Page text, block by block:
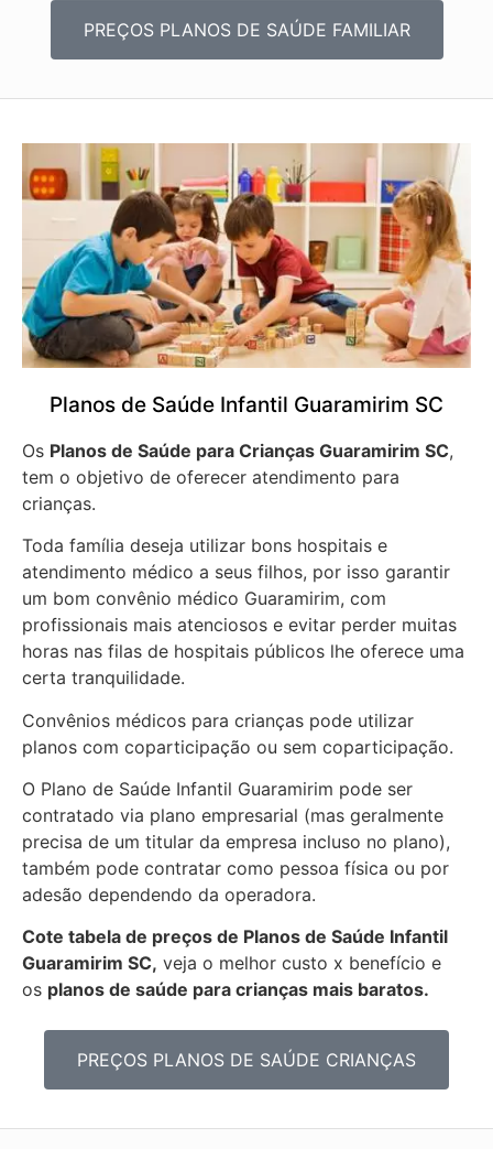
PREÇOS PLANOS DE SAÚDE FAMILIAR
Planos de Saúde Infantil Guaramirim SC
Os Planos de Saúde para Crianças Guaramirim SC,
tem o objetivo de oferecer atendimento para
crianças.
Toda família deseja utilizar bons hospitais e
atendimento médico a seus filhos, por isso garantir
um bom convênio médico Guaramirim, com
profissionais mais atenciosos e evitar perder muitas
horas nas filas de hospitais públicos lhe oferece uma
certa tranquilidade.
Convênios médicos para crianças pode utilizar
planos com coparticipação ou sem coparticipação.
O Plano de Saúde Infantil Guaramirim pode ser
contratado via plano empresarial (mas geralmente
precisa de um titular da empresa incluso no plano),
também pode contratar como pessoa física ou por
adesão dependendo da operadora.
Cote tabela de preços de Planos de Saúde Infantil
Guaramirim SC, veja o melhor custo x benefício e
os planos de saúde para crianças mais baratos.
PREÇOS PLANOS DE SAÚDE CRIANÇAS